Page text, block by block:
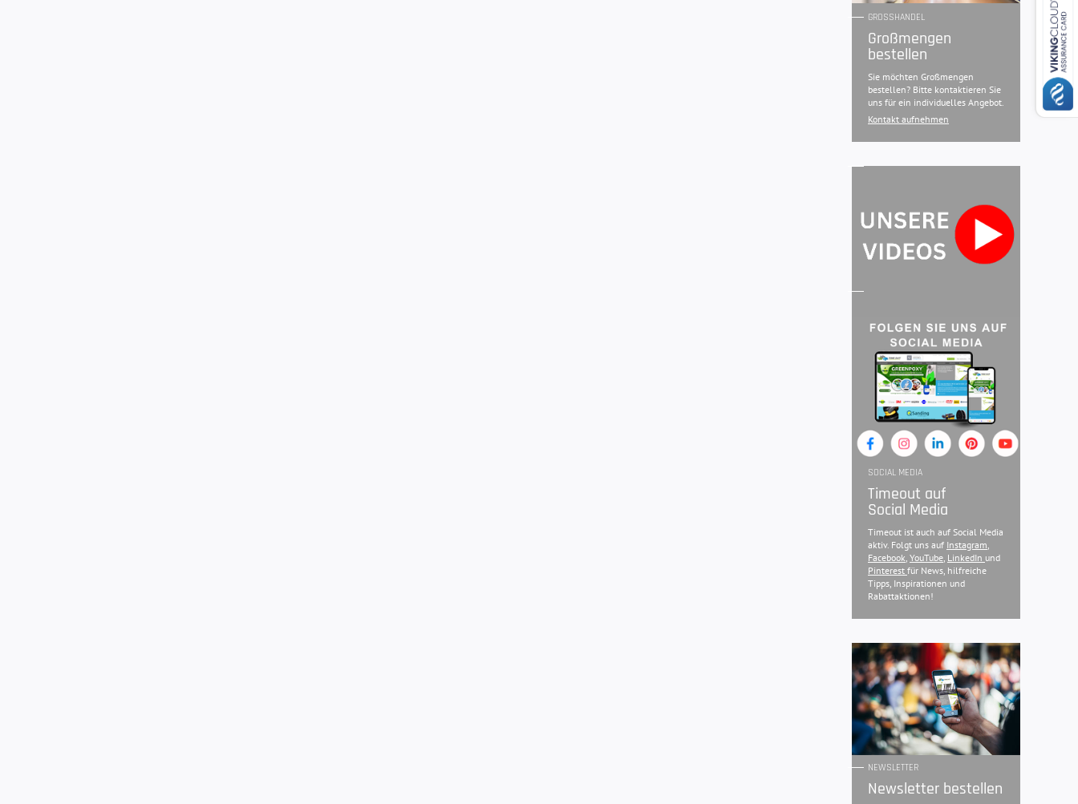
GROSSHANDEL
Großmengen
bestellen
Sie möchten Großmengen
bestellen? Bitte kontaktieren Sie
uns für ein individuelles Angebot.
Kontakt aufnehmen
SOCIAL MEDIA
Timeout auf
Social Media
Timeout ist auch auf Social Media
aktiv. Folgt uns auf Instagram,
Facebook, YouTube, LinkedIn und
Pinterest für News, hilfreiche
Tipps, Inspirationen und
Rabattaktionen!
NEWSLETTER
Newsletter bestellen